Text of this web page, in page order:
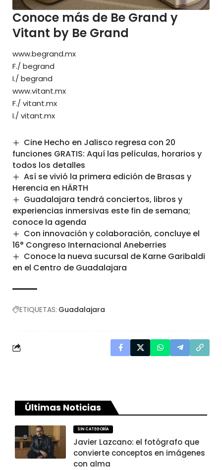
Conoce más de Be Grand y
Vitant by Be Grand
www.begrand.mx
F./begrand
I./begrand
www.vitant.mx
F./vitant.mx
I./vitant.mx
Cine Hecho en Jalisco regresa con 20
funciones GRATIS: Aquí las películas, horarios y
todos los detalles
Así se vivió la primera edición de Brasas y
Herencia en HÄRTH
Guadalajara tendrá conciertos, libros y
experiencias inmersivas este fin de semana;
conoce la agenda
Con innovación y colaboración, concluye el
16° Congreso Internacional Aneberries
Conoce la nueva sucursal de Karne Garibaldi
en el Centro de Guadalajara
ETIQUETAS: Guadalajara
Últimas Noticias
SIN CATEGORÍA
Javier Lazcano: el fotógrafo que
convierte conceptos en imágenes
con alma